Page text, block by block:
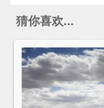
猜你喜欢...